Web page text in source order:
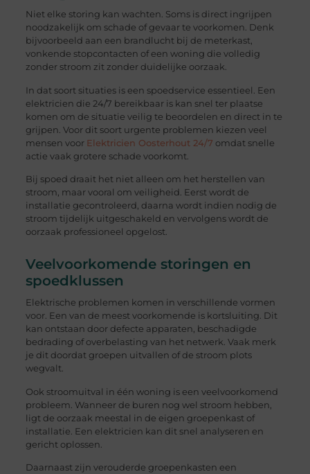
Niet elke storing kan wachten. Soms is direct ingrijpen
noodzakelijk om schade of gevaar te voorkomen. Denk
bijvoorbeeld aan een brandlucht bij de meterkast,
vonkende stopcontacten of een woning die volledig
zonder stroom zit zonder duidelijke oorzaak.
In dat soort situaties is een spoedservice essentieel. Een
elektricien die 24/7 bereikbaar is kan snel ter plaatse
komen om de situatie veilig te beoordelen en direct in te
grijpen. Voor dit soort urgente problemen kiezen veel
mensen voor Elektricien Oosterhout 24/7 omdat snelle
actie vaak grotere schade voorkomt.
Bij spoed draait het niet alleen om het herstellen van
stroom, maar vooral om veiligheid. Eerst wordt de
installatie gecontroleerd, daarna wordt indien nodig de
stroom tijdelijk uitgeschakeld en vervolgens wordt de
oorzaak professioneel opgelost.
Veelvoorkomende storingen en
spoedklussen
Elektrische problemen komen in verschillende vormen
voor. Een van de meest voorkomende is kortsluiting. Dit
kan ontstaan door defecte apparaten, beschadigde
bedrading of overbelasting van het netwerk. Vaak merk
je dit doordat groepen uitvallen of de stroom plots
wegvalt.
Ook stroomuitval in één woning is een veelvoorkomend
probleem. Wanneer de buren nog wel stroom hebben,
ligt de oorzaak meestal in de eigen groepenkast of
installatie. Een elektricien kan dit snel analyseren en
gericht oplossen.
Daarnaast zijn verouderde groepenkasten een